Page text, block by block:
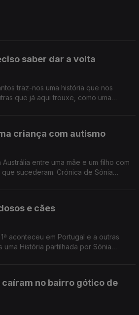
saber dar a volta
traz-nos uma história que nos
que já aqui trouxe, como uma
criança com autismo
entre uma mãe e um filho com
sucederam. Crónica de Sónia
e cães
aconteceu em Portugal e a outras
uma História partilhada por Sónia
no bairro gótico de